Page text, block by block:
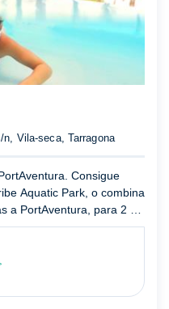
Vila-seca, Tarragona
Consigue
Aquatic Park, o combina
a PortAventura, para 2 o
al Caribe Aqua ...